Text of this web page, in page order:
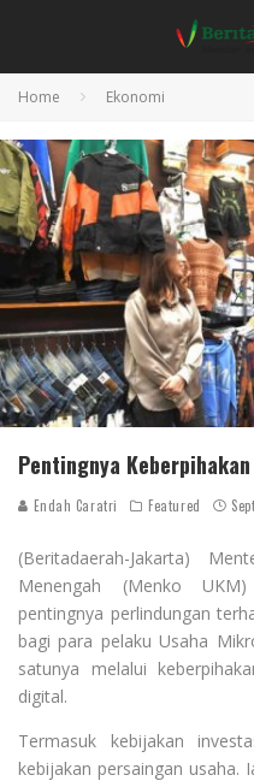
Home Ekonomi
Pentingnya
Endah Caratri Featured
(Beritadaerah-Jakarta)
Menengah (Menko
pentingnya perlindungan
bagi para pelaku Usaha
satunya melalui
digital.
Termasuk kebijakan
kebijakan persaingan usaha.